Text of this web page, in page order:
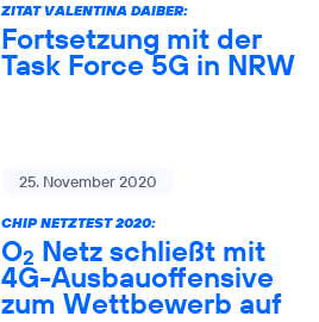
ZITAT VALENTINA DAIBER:
Fortsetzung mit der
Task Force 5G in NRW
25. November 2020
CHIP NETZTEST 2020:
O2 Netz schließt mit
4G-Ausbauoffensive
zum Wettbewerb auf